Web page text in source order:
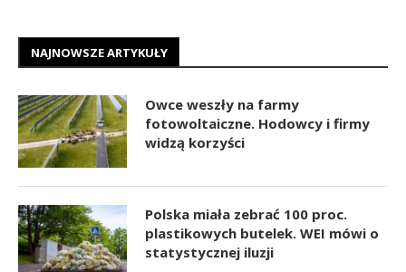
NAJNOWSZE ARTYKUŁY
Owce weszły na farmy
fotowoltaiczne. Hodowcy i firmy
widzą korzyści
Polska miała zebrać 100 proc.
plastikowych butelek. WEI mówi o
statystycznej iluzji